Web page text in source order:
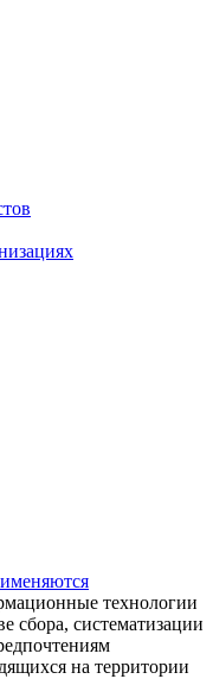
технологии
сбора, систематизации
на территории